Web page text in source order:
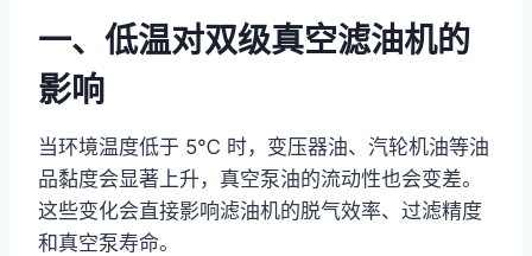
一、低温对双级真空滤油机的
影响
当环境温度低于 5℃ 时，变压器油、汽轮机油等油
品黏度会显著上升，真空泵油的流动性也会变差。
这些变化会直接影响滤油机的脱气效率、过滤精度
和真空泵寿命。